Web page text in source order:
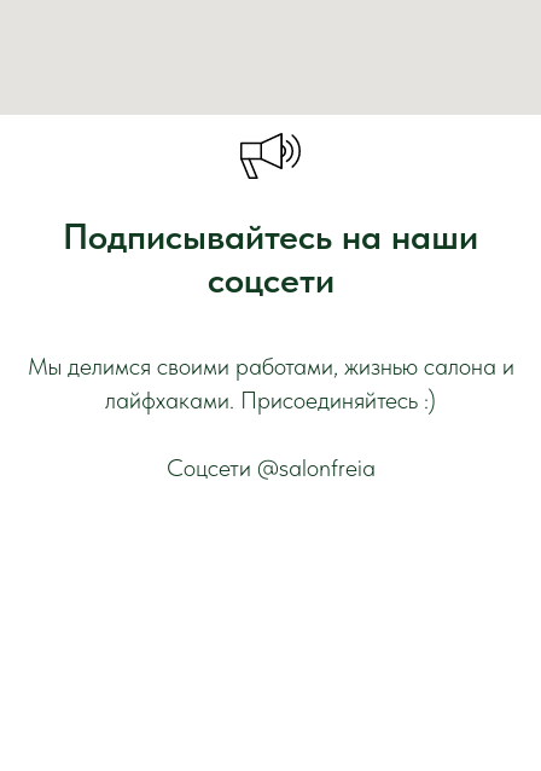
Подписывайтесь на наши
соцсети
Мы делимся своими работами, жизнью салона и
лайфхаками. Присоединяйтесь :)
Соцсети @salonfreia